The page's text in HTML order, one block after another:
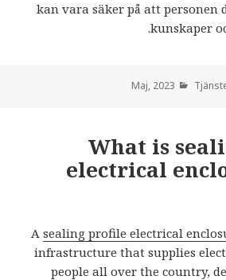
kan vara säker på att
kunskaper
What is
electrical
A sealing profile electrical
infrastructure that supplies
people all over the country,